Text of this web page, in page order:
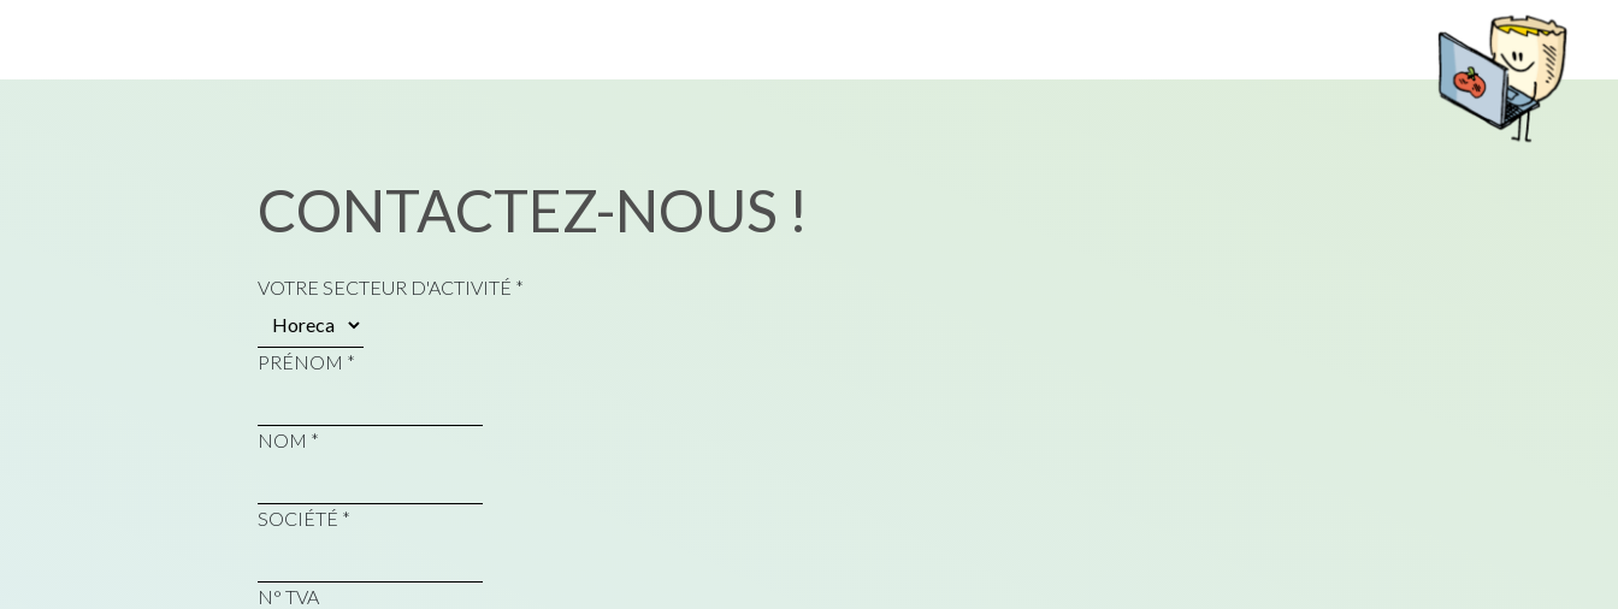
CONTACTEZ-NOUS !
VOTRE SECTEUR D'ACTIVITÉ *
PRÉNOM *
NOM *
SOCIÉTÉ *
N° TVA